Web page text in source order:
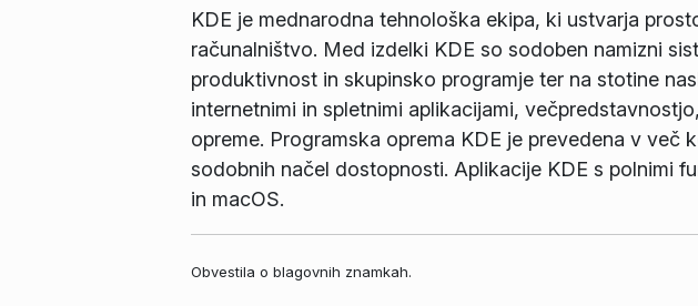
KDE je mednarodna tehnološka ekipa, ki ustvarja
računalništvo. Med izdelki KDE so sodoben namizni
produktivnost in skupinsko programje ter na stotine
internetnimi in spletnimi aplikacijami,
opreme. Programska oprema KDE je prevedena v
sodobnih načel dostopnosti. Aplikacije KDE s polnimi
in macOS.
Obvestila o blagovnih znamkah.